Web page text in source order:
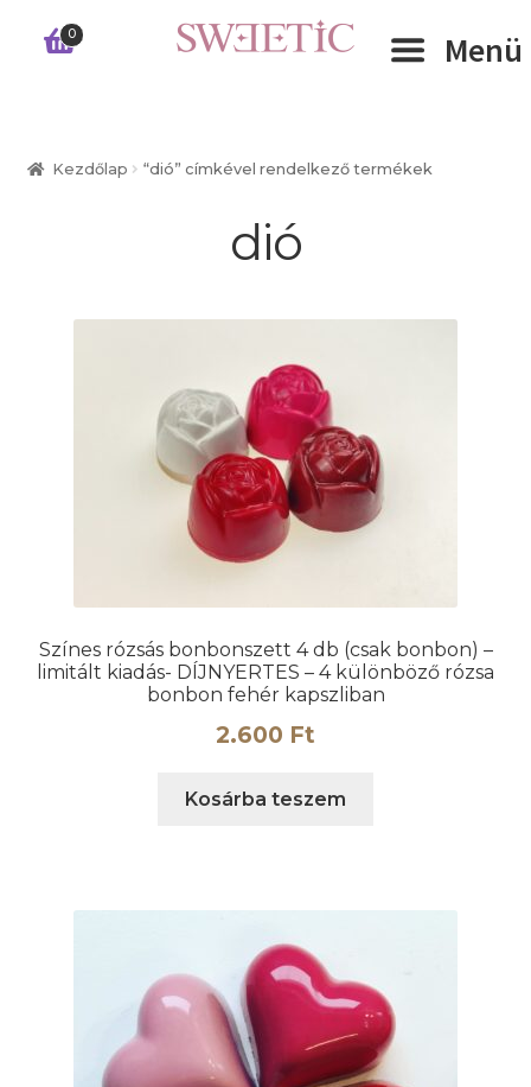
Ugrás
Kilépés
0 Menü
Kezdőlap “dió” címkével rendelkező termékek
dió
Színes rózsás bonbonszett 4 db (csak bonbon) –
limitált kiadás- DÍJNYERTES – 4 különböző rózsa
bonbon fehér kapszliban
2.600 Ft
Kosárba teszem